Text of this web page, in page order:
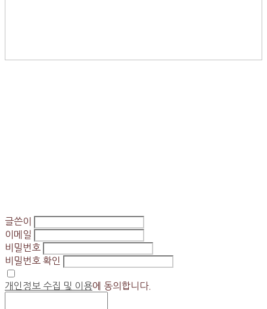
글쓴이
이메일
비밀번호
비밀번호 확인
개인정보 수집 및 이용에 동의합니다.